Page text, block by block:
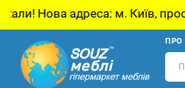
Київ, просп. С. Бандери, 21,
ПРО